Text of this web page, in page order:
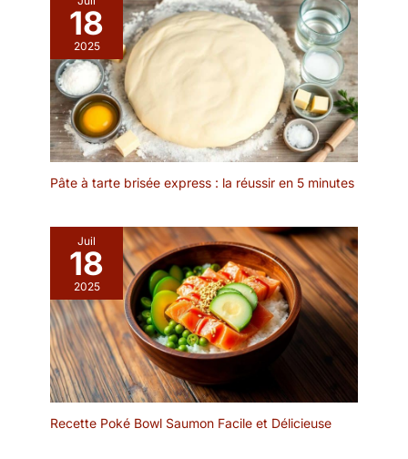
des fruits et d’autres
aliments. Une aide fiable
pour la cuisine de tous
les jours ! ★【Outil
Pratique】★ Chaque
pique BBQ est sans
nœud et résistante à la
rupture, ce qui facilite le
La poignée à l’extrémité
le retournement pendant
la cuisson.
écologiques, ces pics
constituent un
accessoire fiable pour la
présentation de toutes
sortes de boissons et
apportent une touche de
fraîcheur à vos
réceptions. Conception
pratique : chaque curette
à cocktail est ornée
rend non seulement jolie
et mignonne, mais aussi
facile à saisir et à tenir en
main. Les invités peuvent
ainsi se servir facilement
de boulettes de viande,
de fromage, de fruits et
d'autres aliments. Alliant
fonctionnalité et
conviennent à de
18
2025
Pâte à tarte brisée express : la réussir en 5 minutes
Juil
18
2025
Recette Poké Bowl Saumon Facile et Délicieuse